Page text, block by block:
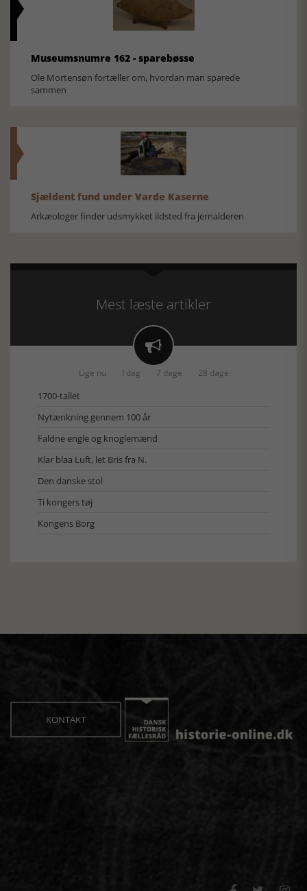
Museumsnumre 162 - sparebøsse
Ole Mortensøn fortæller om, hvordan man sparede
sammen
Sjældent fund under Varde Kaserne
Arkæologer finder udsmykket ildsted fra jernalderen
Mest læste artikler

Lige nu I dag 7 dage 28 dage
1700-tallet
Nytænkning gennem 100 år
Faldne engle og knoglemænd
Klar blaa Luft, let Bris fra N.
Den danske stol
Ti kongers tøj
Kongens Borg
KONTAKT